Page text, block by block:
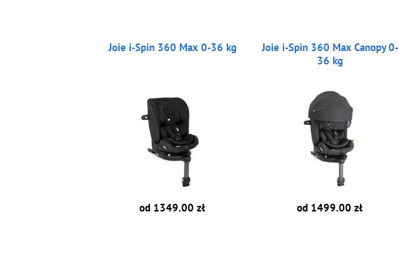
Joie i-Spin 360 Max 0-36 kg
od 1349.00 zł
Joie i-Spin 360 Max Canopy 0-
36 kg
od 1499.00 zł